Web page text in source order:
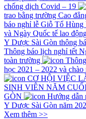
chống dịch Covid – 19
trao bằng trường Cao
báo nghỉ lễ Giỗ Tổ
và Ngày Quốc tế lao
Y Dược Sài Gòn thông
Thông báo lịch nghỉ tết
toàn trường
học 2021 – 2022 và
CƠ HỘI VIỆC
SINH VIÊN NĂM
GÒN
Hướng dẫn
Y Dược Sài Gòn năm
Xem thêm >>